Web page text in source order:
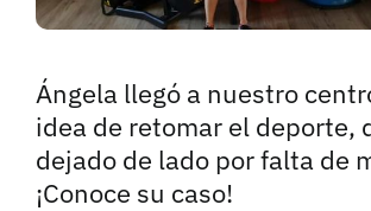
Ángela llegó a nuestro
idea de retomar el deporte,
dejado de lado por falta de
¡Conoce su caso!